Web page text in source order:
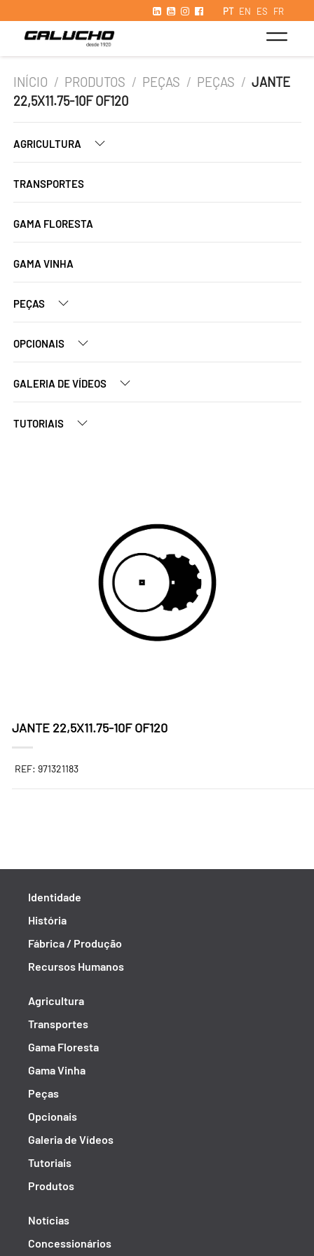
PT EN ES FR
INÍCIO / PRODUTOS / PEÇAS / PEÇAS / JANTE
22,5X11.75-10F OF120
AGRICULTURA
TRANSPORTES
GAMA FLORESTA
GAMA VINHA
PEÇAS
OPCIONAIS
GALERIA DE VÍDEOS
TUTORIAIS
JANTE 22,5X11.75-10F OF120
REF: 971321183
Identidade
História
Fábrica / Produção
Recursos Humanos
Agricultura
Transportes
Gama Floresta
Gama Vinha
Peças
Opcionais
Galeria de Vídeos
Tutoriais
Produtos
Notícias
Concessionários